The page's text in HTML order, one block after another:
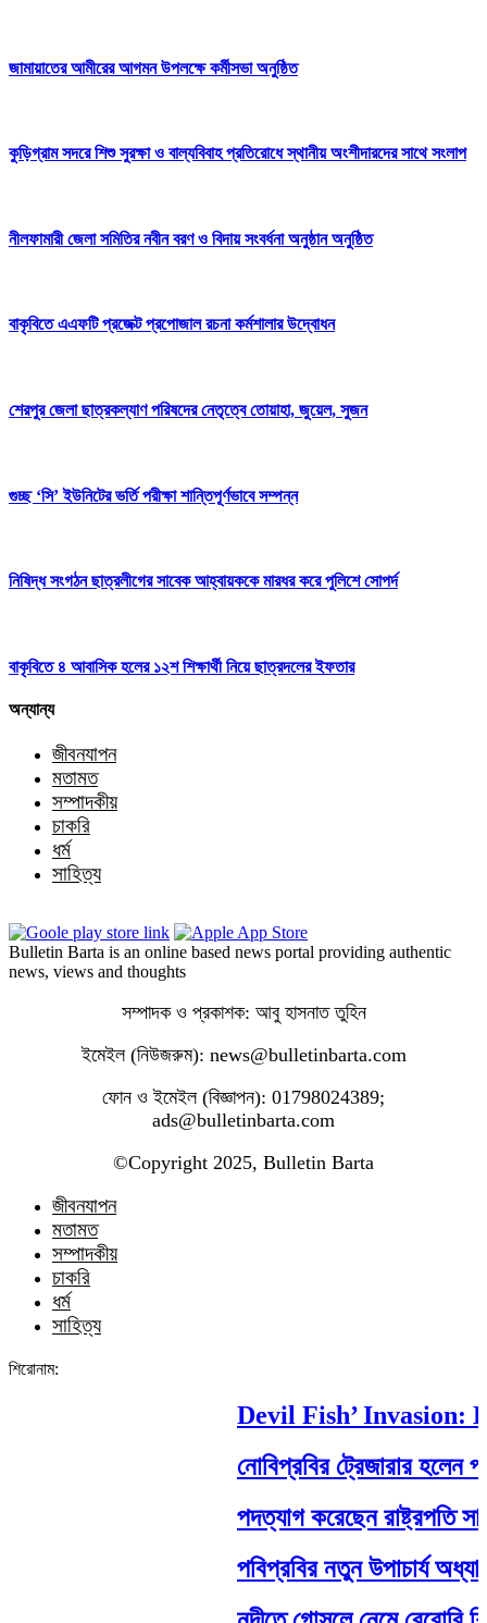
জামায়াতের আমীরের আগমন উপলক্ষে কর্মীসভা অনুষ্ঠিত
কুড়িগ্রাম সদরে শিশু সুরক্ষা ও বাল্যবিবাহ প্রতিরোধে স্থানীয় অংশীদারদের সাথে সংলাপ
নীলফামারী জেলা সমিতির নবীন বরণ ও বিদায় সংবর্ধনা অনুষ্ঠান অনুষ্ঠিত
বাকৃবিতে এএফটি প্রজেক্ট প্রপোজাল রচনা কর্মশালার উদ্বোধন
শেরপুর জেলা ছাত্রকল্যাণ পরিষদের নেতৃত্বে তোয়াহা, জুয়েল, সুজন
গুচ্ছ ‘সি’ ইউনিটের ভর্তি পরীক্ষা শান্তিপূর্ণভাবে সম্পন্ন
নিষিদ্ধ সংগঠন ছাত্রলীগের সাবেক আহ্বায়ককে মারধর করে পুলিশে সোপর্দ
বাকৃবিতে ৪ আবাসিক হলের ১২শ শিক্ষার্থী নিয়ে ছাত্রদলের ইফতার
অন্যান্য
জীবনযাপন
মতামত
সম্পাদকীয়
চাকরি
ধর্ম
সাহিত্য
Bulletin Barta is an online based news portal providing authentic
news, views and thoughts
সম্পাদক ও প্রকাশক: আবু হাসনাত তুহিন
ইমেইল (নিউজরুম): news@bulletinbarta.com
ফোন ও ইমেইল (বিজ্ঞাপন): 01798024389;
ads@bulletinbarta.com
©️Copyright 2025, Bulletin Barta
জীবনযাপন
মতামত
সম্পাদকীয়
চাকরি
ধর্ম
সাহিত্য
শিরোনাম:
Devil Fish’ Invasion:
নোবিপ্রবির ট্রেজারার হলেন
পদত্যাগ করেছেন রাষ্ট্রপতি
পবিপ্রবির নতুন উপাচার্য